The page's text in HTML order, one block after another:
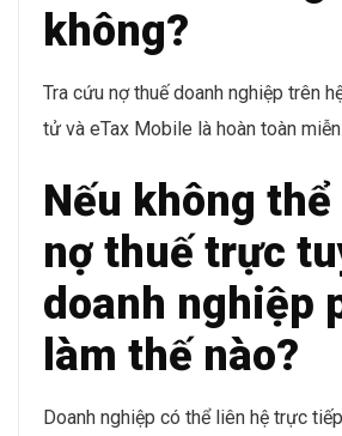
không?
Tra cứu nợ thuế doanh nghiệp trên
tử và eTax Mobile là hoàn toàn
Nếu không
nợ thuế trực
doanh nghiệp
làm thế nào?
Doanh nghiệp có thể liên hệ trực